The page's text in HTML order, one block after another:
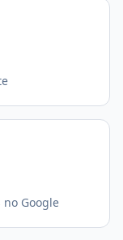
Google